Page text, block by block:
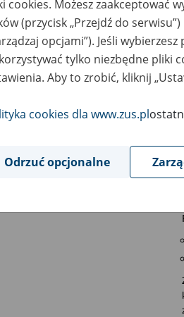
Obszar merytoryczny
Opis wydarzenia
cookies. Możesz zaakceptować
(przycisk „Przejdź do
opcjami”). Jeśli
tylko niezbędne pliki
Aby to zrobić, kliknij
cookies dla www.zus.pl
Odrzuć opcjonalne